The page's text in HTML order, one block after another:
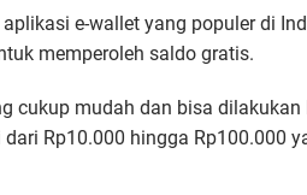
e-wallet yang populer di
memperoleh saldo gratis.
cukup mudah dan bisa dilakukan
Rp10.000 hingga Rp100.000